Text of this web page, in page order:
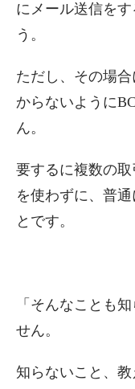
にメール送信を
う。
ただし、その場
からないように
ん。
要するに複数の
を使わずに、普
とです。
「そんなことも
せん。
知らないこと、